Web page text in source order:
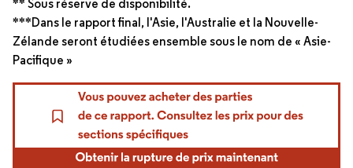
** Sous réserve de disponibilité.
***Dans le rapport final, l'Asie, l'Australie et la Nouvelle-
Zélande seront étudiées ensemble sous le nom de « Asie-
Pacifique »